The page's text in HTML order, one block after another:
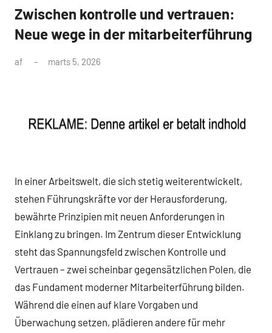
Zwischen kontrolle und vertrauen:
Neue wege in der mitarbeiterführung
af marts 5, 2026
In einer Arbeitswelt, die sich stetig weiterentwickelt,
stehen Führungskräfte vor der Herausforderung,
bewährte Prinzipien mit neuen Anforderungen in
Einklang zu bringen. Im Zentrum dieser Entwicklung
steht das Spannungsfeld zwischen Kontrolle und
Vertrauen – zwei scheinbar gegensätzlichen Polen, die
das Fundament moderner Mitarbeiterführung bilden.
Während die einen auf klare Vorgaben und
Überwachung setzen, plädieren andere für mehr